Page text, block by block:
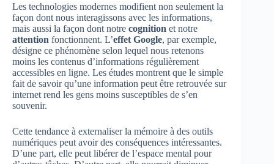
Les technologies modernes modifient non seulement la
façon dont nous interagissons avec les informations,
mais aussi la façon dont notre cognition et notre
attention fonctionnent. L’effet Google, par exemple,
désigne ce phénomène selon lequel nous retenons
moins les contenus d’informations régulièrement
accessibles en ligne. Les études montrent que le simple
fait de savoir qu’une information peut être retrouvée sur
internet rend les gens moins susceptibles de s’en
souvenir.
Cette tendance à externaliser la mémoire à des outils
numériques peut avoir des conséquences intéressantes.
D’une part, elle peut libérer de l’espace mental pour